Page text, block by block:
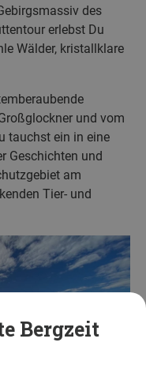
Bergzeit
des
erlebst Du
Wälder, kristallklare
und vom
tauchst ein in eine
Geschichten und
am
Tier- und